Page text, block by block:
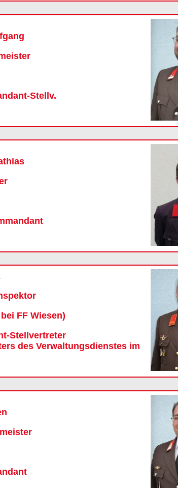
Stellv.
FF Wiesen)
Stellvertreter
des Verwaltungsdienstes im